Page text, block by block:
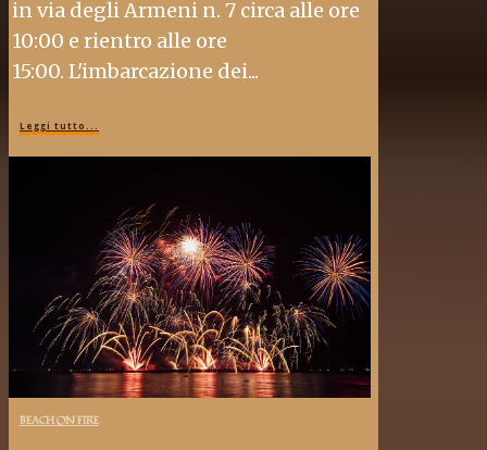
in via degli Armeni n. 7 circa alle ore
10:00 e rientro alle ore
15:00. L'imbarcazione dei...
Leggi tutto...
BEACH ON FIRE